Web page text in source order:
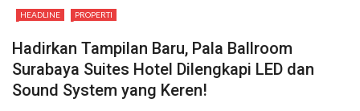
HEADLINE PROPERTI
Hadirkan Tampilan Baru, Pala Ballroom
Surabaya Suites Hotel Dilengkapi LED dan
Sound System yang Keren!